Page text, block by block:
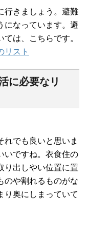
行きましょう。避難
になっています。避
は、こちらです。
スト
に必要なリ
れでも良いと思いま
いですね。衣食住の
り出しやい位置に置
のや割れるものがな
り奥にしまっていて